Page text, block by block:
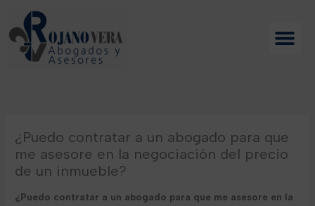
contenido
¿Puedo contratar a un abogado para que
me asesore en la negociación del precio
de un inmueble?
¿Puedo contratar a un abogado para que me asesore en la